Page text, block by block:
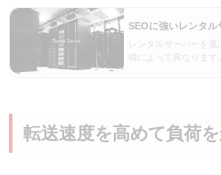
SEOに強いレンタル
レンタルサーバーを
模によって異なりま
転送速度を高めて負荷